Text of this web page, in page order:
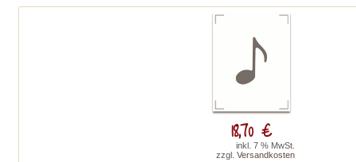
18,70 €
inkl. 7 % MwSt.
zzgl. Versandkosten